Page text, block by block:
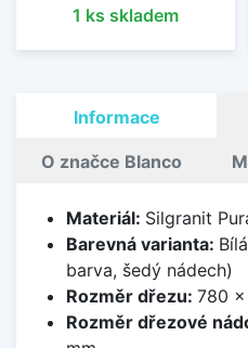
1 ks skladem
Informace
O značce Blanco
Materiál: Silgranit
Barevná varianta:
barva, šedý nádech)
Rozměr dřezu: 780
Rozměr dřezové